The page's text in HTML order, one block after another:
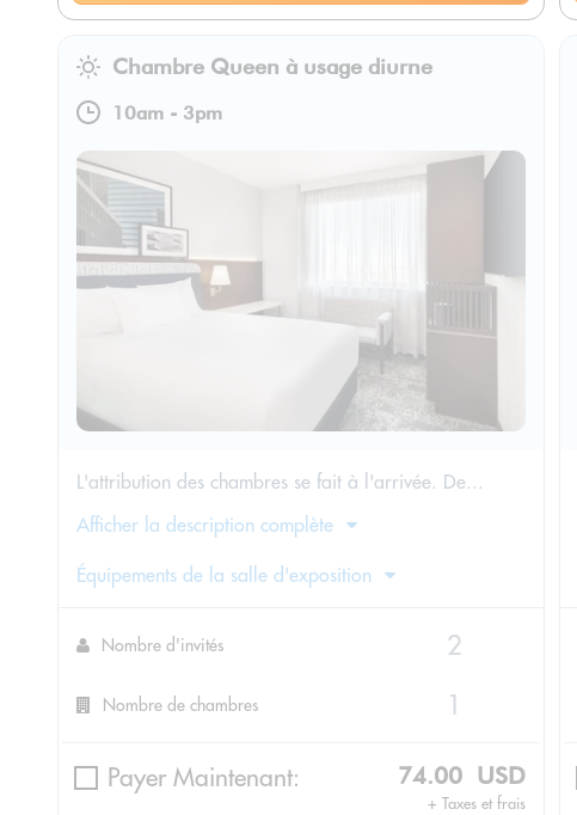
Chambre Queen à usage diurne
10am - 3pm
L'attribution des chambres se fait à l'arrivée. De...
Afficher la description complète
Équipements de la salle d'exposition
Nombre d'invités
Nombre de chambres
Payer Maintenant: 74.00 USD
+ Taxes et frais